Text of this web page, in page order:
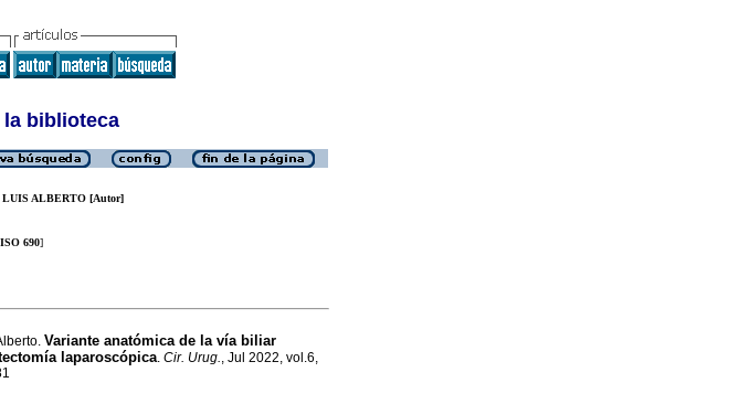
biblioteca
ALBERTO [Autor]
ISO 690]
Variante anatómica de la vía biliar
laparoscópica. Cir. Urug., Jul 2022, vol.6,